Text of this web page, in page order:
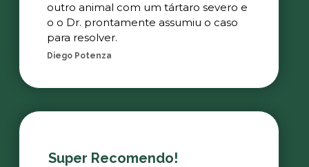
outro animal com um tártaro severo e
o o Dr. prontamente assumiu o caso
para resolver.
Diego Potenza
Super Recomendo!